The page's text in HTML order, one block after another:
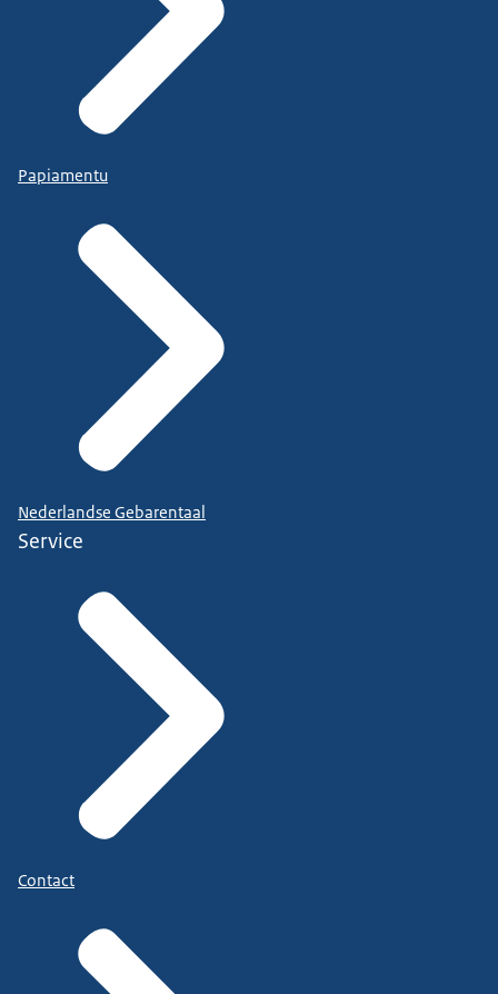
Papiamentu
Nederlandse Gebarentaal
Service
Contact